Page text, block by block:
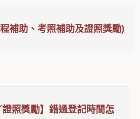
補助、考照補助及證照獎勵)
證照獎勵】錯過登記時間怎